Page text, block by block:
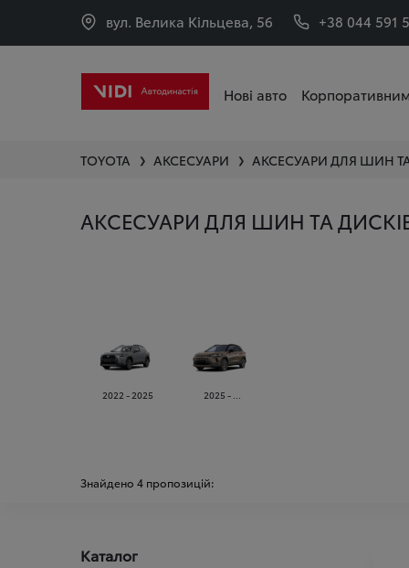
вул. Велика Кільцева, 56 +38 044 591
Нові авто
TOYOTA ❯ АКСЕСУАРИ ❯ АКСЕСУАРИ ДЛЯ ШИН
АКСЕСУАРИ ДЛЯ ШИН ТА ДИСКІВ
2022 - 2025 2025 - ...
Знайдено 4пропозицій:
Каталог